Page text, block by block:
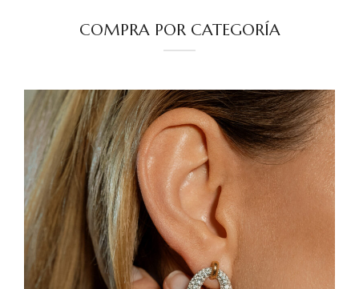
COMPRA POR CATEGORÍA